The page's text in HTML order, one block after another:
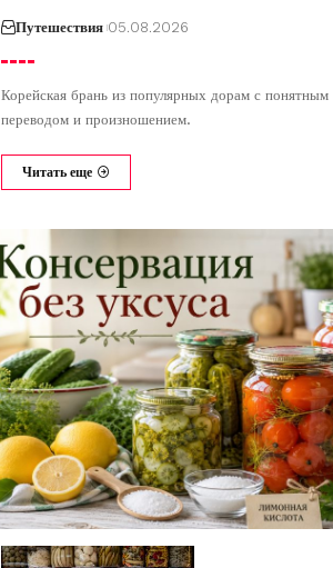
Путешествия 05.08.2026
Корейская брань из популярных дорам с понятным
переводом и произношением.
Читать еще